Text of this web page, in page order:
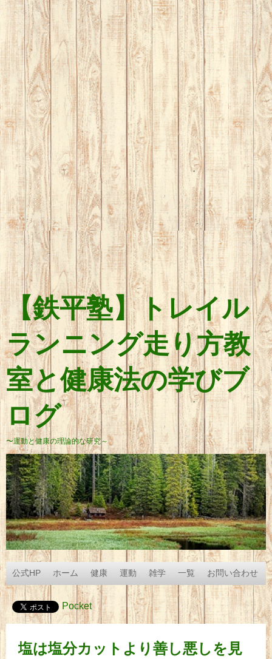
【鉄平塾】トレイル
ランニング走り方教
室と健康法の学びブ
ログ
〜運動と健康の理論的な研究～
公式HP ホーム 健康 運動 雑学 一覧 お問い合わせ
Pocket
塩は塩分カットより善し悪しを見